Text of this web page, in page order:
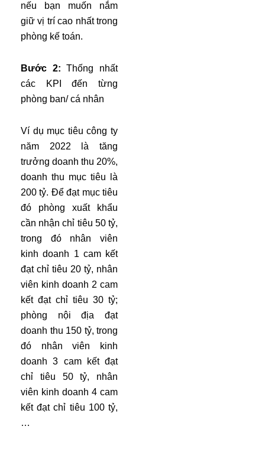
nếu bạn muốn nắm
giữ vị trí cao nhất trong
phòng kế toán.
Bước 2:Thống nhất
các KPI đến từng
phòng ban/ cá nhân
Ví dụ mục tiêu công ty
năm 2022 là tăng
trưởng doanh thu 20%,
doanh thu mục tiêu là
200 tỷ. Để đạt mục tiêu
đó phòng xuất khẩu
cần nhận chỉ tiêu 50 tỷ,
trong đó nhân viên
kinh doanh 1 cam kết
đạt chỉ tiêu 20 tỷ, nhân
viên kinh doanh 2 cam
kết đạt chỉ tiêu 30 tỷ;
phòng nội địa đạt
doanh thu 150 tỷ, trong
đó nhân viên kinh
doanh 3 cam kết đạt
chỉ tiêu 50 tỷ, nhân
viên kinh doanh 4 cam
kết đạt chỉ tiêu 100 tỷ,
…